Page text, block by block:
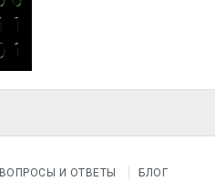
ВОПРОСЫ И ОТВЕТЫ БЛОГ